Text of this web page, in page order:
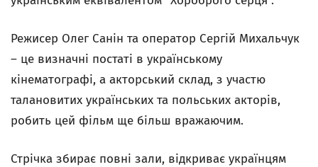
Режисер Олег Санін та оператор Сергій Михальчук
– це визначні постаті в українському
кінематографі, а акторський склад, з участю
талановитих українських та польських акторів,
робить цей фільм ще більш вражаючим.
Стрічка збирає повні зали, відкриває українцям